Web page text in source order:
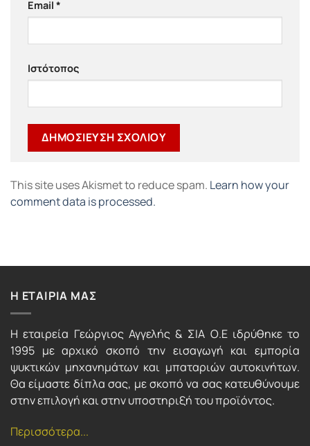
Email *
Ιστότοπος
This site uses Akismet to reduce spam. Learn how your
comment data is processed.
Η ΕΤΑΙΡΙΑ ΜΑΣ
Η εταιρεία Γεώργιος Αγγελής & ΣΙΑ Ο.Ε ιδρύθηκε το
1995 με αρχικό σκοπό την εισαγωγή και εμπορία
ψυκτικών μηχανημάτων και μπαταριών αυτοκινήτων.
Θα είμαστε δίπλα σας, με σκοπό να σας κατευθύνουμε
στην επιλογή και στην υποστηριξή του προϊόντος.
Περισσότερα...